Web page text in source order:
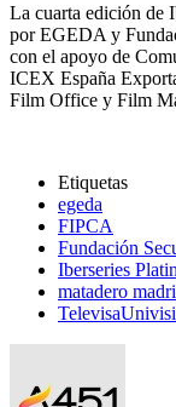
La cuarta edición de
por EGEDA y
con el apoyo de
ICEX España
Film Office y Film
Etiquetas
egeda
FIPCA
Fundación
Iberseries
matadero